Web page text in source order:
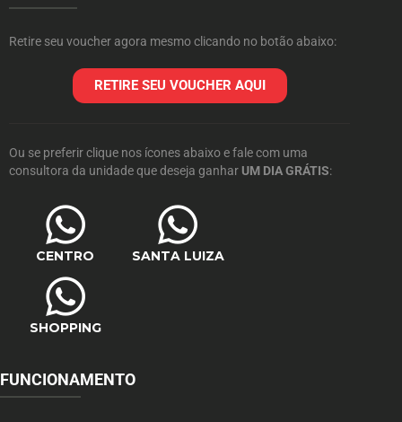
Retire seu voucher agora mesmo clicando no botão abaixo:
RETIRE SEU VOUCHER AQUI
Ou se preferir clique nos ícones abaixo e fale com uma
consultora da unidade que deseja ganhar UM DIA GRÁTIS:
CENTRO SANTA LUIZA
SHOPPING
FUNCIONAMENTO